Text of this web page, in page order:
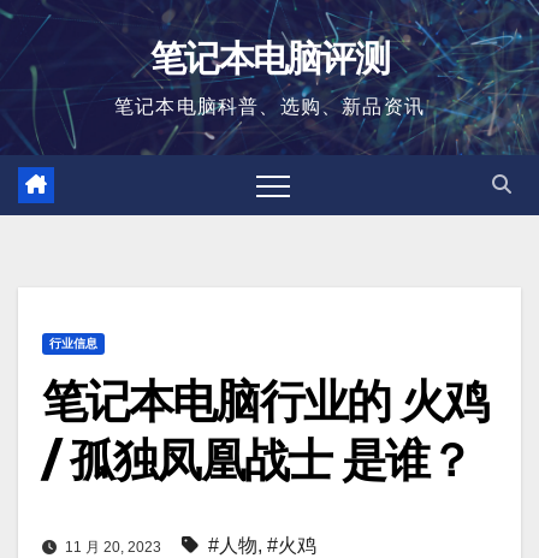
跳
至
笔记本电脑评测
笔记本电脑科普、选购、新品资讯
行业信息
笔记本电脑行业的 火鸡
/ 孤独凤凰战士 是谁？
11 月 20, 2023 #人物, #火鸡